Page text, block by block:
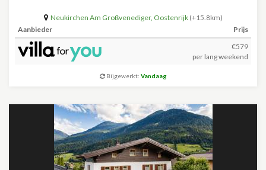
Neukirchen Am Großvenediger, Oostenrijk (+15.8km)
Aanbieder
Prijs
€579
per lang weekend
Bijgewerkt: Vandaag